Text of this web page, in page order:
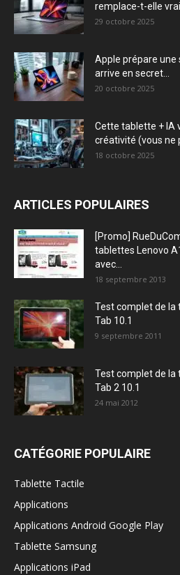
remplace-t-elle
29 octobre 2025
Apple prépare une
arrive en secret...
20 octobre 2025
Cette tablette + IA
créativité (vous ne
18 octobre 2025
ARTICLES POPULAIRES
[Promo]
tablettes Lenovo
avec...
18 septembre 2013
Test complet de la
Tab 10.1
9 septembre 2011
Test complet de la
Tab 2 10.1
24 mai 2012
CATÉGORIE POPULAIRE
Tablette Tactile
Applications
Applications Android Google Play
Tablette Samsung
Applications iPad